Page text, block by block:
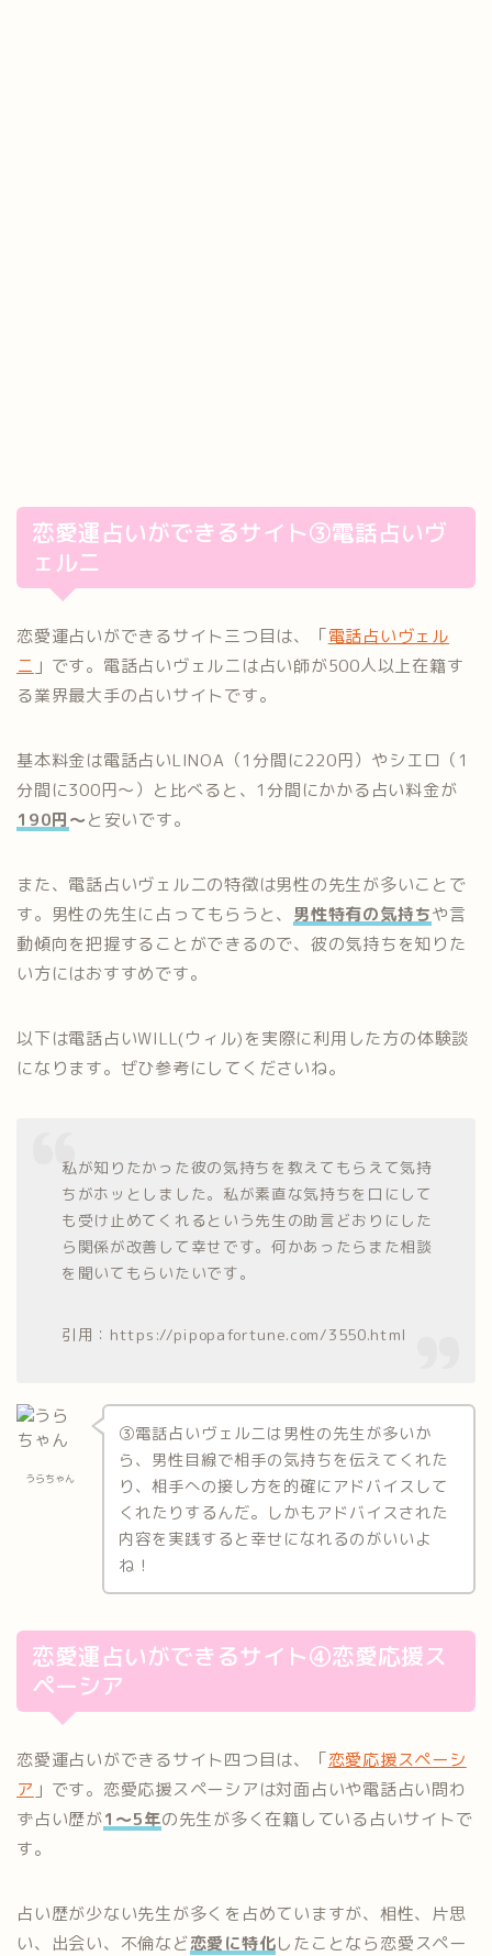
恋愛運占いができるサイト③電話占いヴ
ェルニ
恋愛運占いができるサイト三つ目は、「電話占いヴェル
ニ 」です。電話占いヴェルニは占い師が500人以上在籍す
る業界最大手の占いサイトです。
基本料金は電話占いLINOA（1分間に220円）やシエロ（1
分間に300円～）と比べると、1分間にかかる占い料金が
190円～と安いです。
また、電話占いヴェルニの特徴は男性の先生が多いことで
す。男性の先生に占ってもらうと、 男性特有の気持ちや言
動傾向を把握することができるので、彼の気持ちを知りた
い方にはおすすめです。
以下は電話占いWILL(ウィル)を実際に利用した方の体験談
になります。ぜひ参考にしてくださいね。
私が知りたかった彼の気持ちを教えてもらえて気持
ちがホッとしました。私が素直な気持ちを口にして
も受け止めてくれるという先生の助言どおりにした
ら関係が改善して幸せです。何かあったらまた相談
を聞いてもらいたいです。
引用：https://pipopafortune.com/3550.html
うらちゃん
③電話占いヴェルニは男性の先生が多いか
ら、男性目線で相手の気持ちを伝えてくれた
り、相手への接し方を的確にアドバイスして
くれたりするんだ。しかもアドバイスされた
内容を実践すると幸せになれるのがいいよ
ね！
恋愛運占いができるサイト④恋愛応援ス
ペーシア
恋愛運占いができるサイト四つ目は、「恋愛応援スペーシ
ア 」です。恋愛応援スペーシアは対面占いや電話占い問わ
ず占い歴が1～5年の先生が多く在籍している占いサイトで
す。
占い歴が少ない先生が多くを占めていますが、相性、片思
い、出会い、不倫など恋愛に特化したことなら恋愛スペー